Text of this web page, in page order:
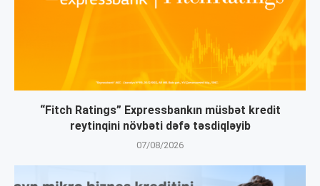
“Fitch Ratings” Expressbankın müsbət kredit
reytinqini növbəti dəfə təsdiqləyib
07/08/2026